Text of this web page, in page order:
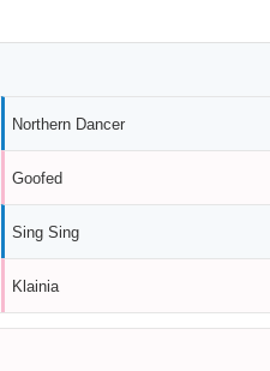
Northern Dancer
Goofed
Sing Sing
Klainia